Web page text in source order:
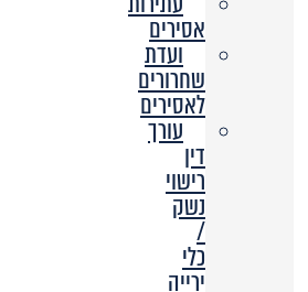
אסירים
ועדת
שחרורים
לאסירים
עורך
דין
רישוי
נשק
/
כלי
ירייה